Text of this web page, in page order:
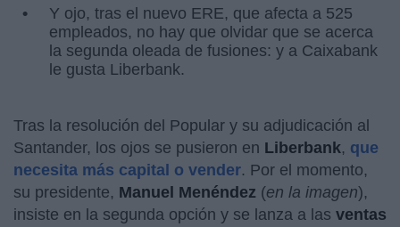
Y ojo, tras el nuevo ERE, que afecta a 525
empleados, no hay que olvidar que se acerca
la segunda oleada de fusiones: y a Caixabank
le gusta Liberbank.
Tras la resolución del Popular y su adjudicación al
Santander, los ojos se pusieron en Liberbank, que
necesita más capital o vender. Por el momento,
su presidente, Manuel Menéndez (en la imagen),
insiste en la segunda opción y se lanza a las ventas